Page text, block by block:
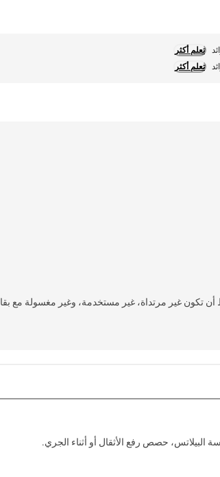
تعلم أكثر
تعلم أكثر
خلال 30 يوم للمنتجات بشرط أن تكون غير مرتداة، غير مستخدمة،
البيلاتس، حصص رفع الأثقال أو أثناء الجري.